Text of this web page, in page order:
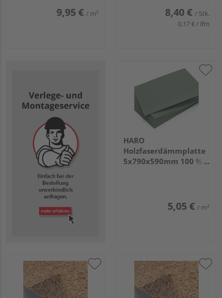
9,95 € / m² 8,40 € / Stk.
0,17 € / lfm
HARO
Holzfaserdämmplatte
5x790x590mm 100 %
5,05 € / m²